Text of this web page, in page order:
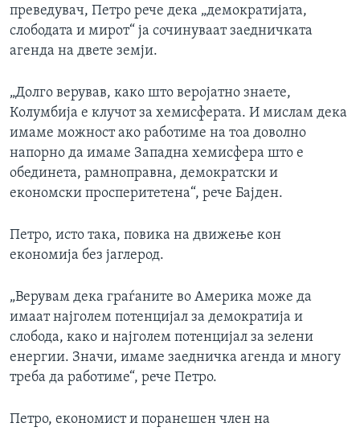
преведувач, Петро рече дека „демократијата,
слободата и мирот“ ја сочинуваат заедничката
агенда на двете земји.
„Долго верував, како што веројатно знаете,
Колумбија е клучот за хемисферата. И мислам дека
имаме можност ако работиме на тоа доволно
напорно да имаме Западна хемисфера што е
обединета, рамноправна, демократски и
економски просперитетена“, рече Бајден.
Петро, исто така, повика на движење кон
економија без јаглерод.
„Верувам дека граѓаните во Америка може да
имаат најголем потенцијал за демократија и
слобода, како и најголем потенцијал за зелени
енергии. Значи, имаме заедничка агенда и многу
треба да работиме“, рече Петро.
Петро, економист и поранешен член на